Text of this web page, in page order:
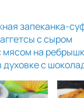
запеканка-
с сыром
мясом на
духовке с